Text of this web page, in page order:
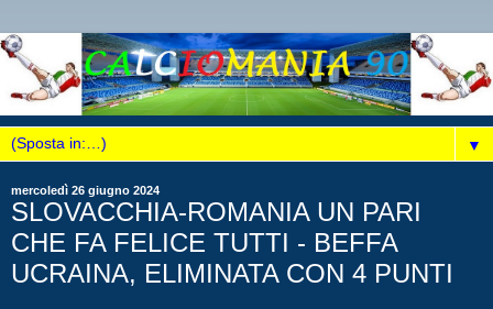
▼
mercoledì 26 giugno 2024
SLOVACCHIA-ROMANIA UN PARI
CHE FA FELICE TUTTI - BEFFA
UCRAINA, ELIMINATA CON 4 PUNTI